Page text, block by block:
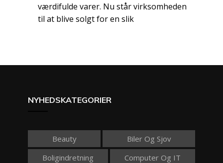
værdifulde varer. Nu står virksomheden
til at blive solgt for en slik
NYHEDSKATEGORIER
Beauty
Biler Og Sjov
Boligindretning
Computer Og IT